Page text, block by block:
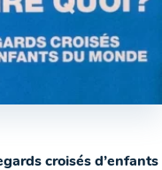
croisés d’enfants